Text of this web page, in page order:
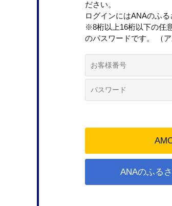
ださい。
ログインにはANAのふる
※8桁以上16桁以下の任
のパスワードです。 （
ANAのふる